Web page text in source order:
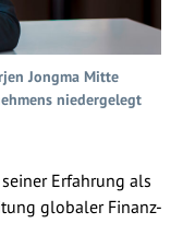
Jongma Mitte
niedergelegt
Erfahrung als
globaler Finanz-